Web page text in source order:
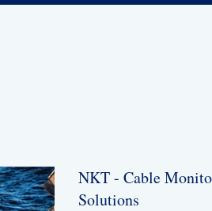
NKT -​ Cable
Solutions